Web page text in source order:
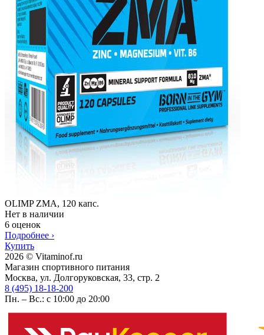
OLIMP ZMA, 120 капс.
Нет в наличии
6 оценок
Подробнее ›
Купить
2026 © Vitaminof.ru
Магазин спортивного питания
Москва, ул. Долгоруковская, 33, стр. 2
8 (495) 18-18-200
Пн. – Вс.: с 10:00 до 20:00